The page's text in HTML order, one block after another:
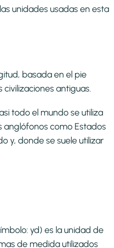
unidades usadas en esta
basada en el pie
civilizaciones antiguas.
todo el mundo se utiliza
anglófonos como Estados
y, donde se suele utilizar
yd) es la unidad de
de medida utilizados